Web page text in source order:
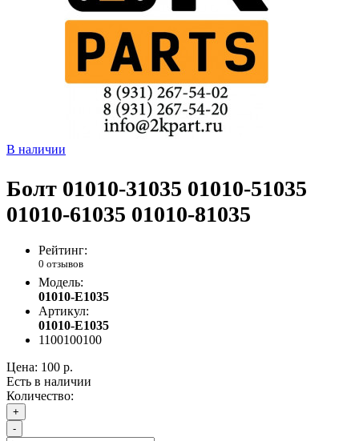
В наличии
Болт 01010-31035 01010-51035
01010-61035 01010-81035
Рейтинг:
0 отзывов
Модель:
01010-E1035
Артикул:
01010-E1035
1100100100
Цена: 100 р.
Есть в наличии
Количество:
+
-